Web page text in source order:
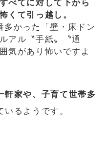
べてに対して下から
くて引っ越し。
多かった「壁・床ドン
アル〝手紙〟〝通
気があり怖いですよ
軒家や、子育て世帯多
いるようです。